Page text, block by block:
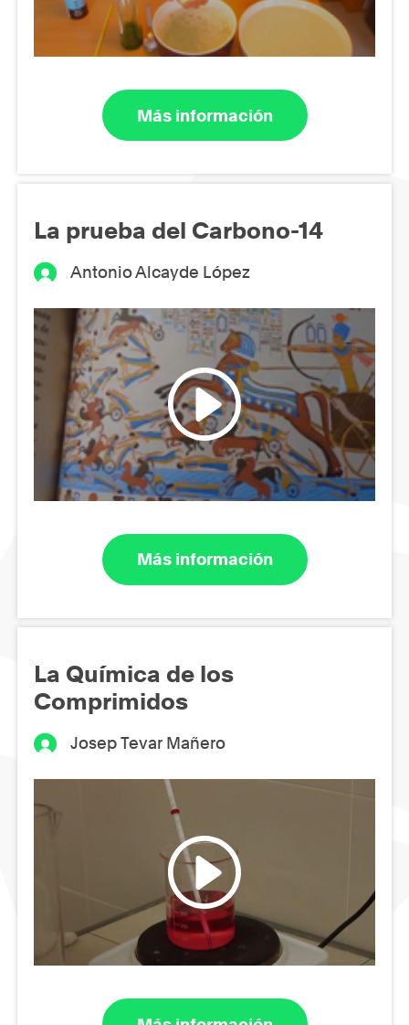
Más información
La prueba del Carbono-14
Antonio Alcayde López
Más información
La Química de los
Comprimidos
Josep Tevar Mañero